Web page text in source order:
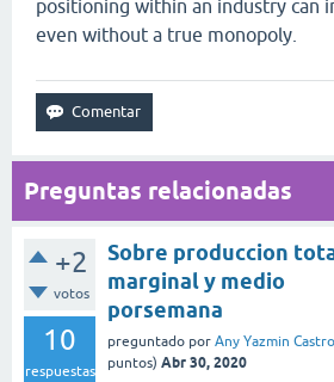
positioning within an industry can
even without a true monopoly.
Preguntas relacionadas
+2
votos
10
respuestas
Sobre produccion
marginal y medio
porsemana
preguntado por Any Yazmin Castro
puntos) Abr 30, 2020